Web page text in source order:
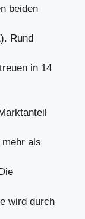
beiden
Rund
in 14
als
wird durch